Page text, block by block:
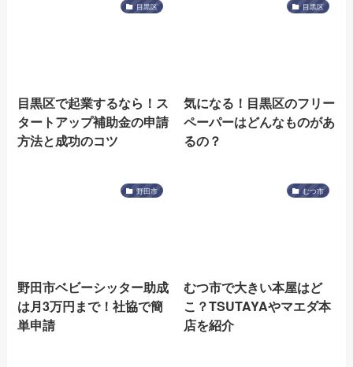
目黒区
目黒区で起業するなら！ス
タートアップ補助金の申請
方法と成功のコツ
目黒区
気になる！目黒区のフリー
ペーパーはどんなものがあ
るの？
野田市
野田市ベビーシッター助成
は月3万円まで！社協で簡
単申請
むつ市
むつ市で大きい本屋はど
こ？TSUTAYAやマエダ本
店を紹介